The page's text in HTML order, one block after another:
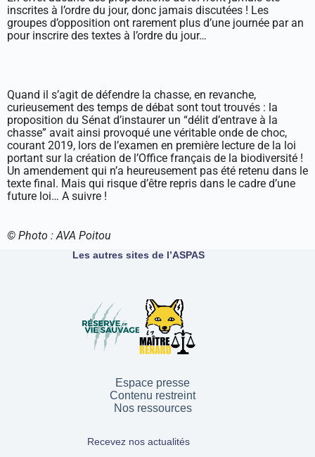
inscrites à l’ordre du jour, donc jamais discutées ! Les
groupes d’opposition ont rarement plus d’une journée par an
pour inscrire des textes à l’ordre du jour…
Quand il s’agit de défendre la chasse, en revanche,
curieusement des temps de débat sont tout trouvés : la
proposition du Sénat d’instaurer un “délit d’entrave à la
chasse” avait ainsi provoqué une véritable onde de choc,
courant 2019, lors de l’examen en première lecture de la loi
portant sur la création de l’Office français de la biodiversité !
Un amendement qui n’a heureusement pas été retenu dans le
texte final. Mais qui risque d’être repris dans le cadre d’une
future loi… A suivre !
© Photo : AVA Poitou
Les autres sites de l’ASPAS
Espace presse
Contenu restreint
Nos ressources
Recevez nos actualités